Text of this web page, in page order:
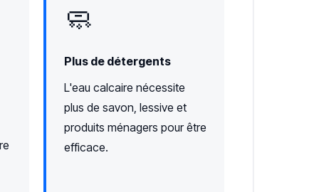
🧼
Plus de détergents
L'eau calcaire nécessite
plus de savon, lessive et
produits ménagers pour être
efficace.